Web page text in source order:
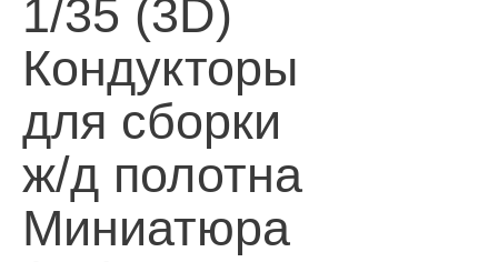
1/35 (3D)
Кондукторы
для сборки
ж/д полотна
Миниатюра